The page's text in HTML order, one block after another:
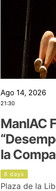
Ago 14, 2026
21:30
ManIAC
la
8 days
Plaza de la